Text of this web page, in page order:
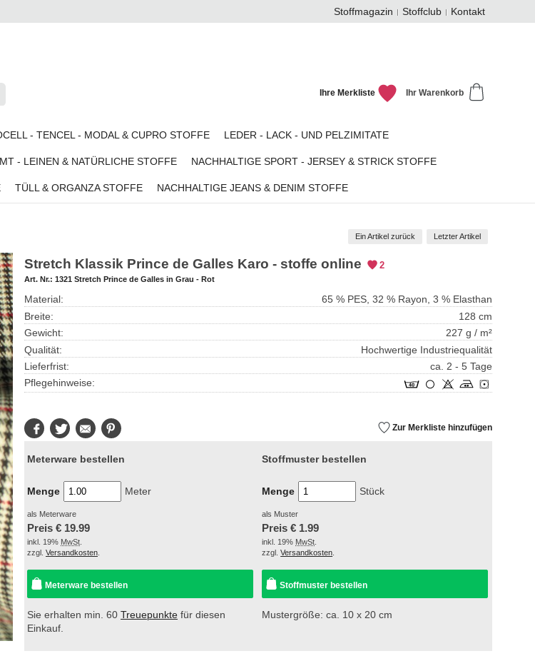
Stoffmagazin Stoffclub Kontakt
Ihr Warenkorb
Ihre Merkliste
- TENCEL - MODAL & CUPRO STOFFE LEDER - LACK - UND PELZIMITATE
- LEINEN & NATÜRLICHE STOFFE NACHHALTIGE SPORT - JERSEY & STRICK STOFFE
TÜLL & ORGANZA STOFFE NACHHALTIGE JEANS & DENIM STOFFE
Ein Artikel zurück Letzter Artikel
Stretch Klassik Prince de Galles Karo - stoffe online 2
Art. Nr.: 1321 Stretch Prince de Galles in Grau - Rot
Material:
65 % PES, 32 % Rayon, 3 % Elasthan
Breite:
128 cm
Gewicht:
227 g / m²
Qualität:
Hochwertige Industriequalität
Lieferfrist:
ca. 2 - 5 Tage
Pflegehinweise:
FacebookTwitter E-
Mail
Zur Merkliste hinzufügen
Meterware bestellen
Menge Meter
als Meterware
Preis € 19.99
inkl. 19% MwSt
zzgl. Versandkosten
Meterware bestellen
Sie erhalten min. 60 Treuepunkte für diesen
Einkauf.
Stoffmuster bestellen
Menge Stück
als Muster
Preis € 1.99
inkl. 19% MwSt
zzgl.Versandkosten
Stoffmuster bestellen
Mustergröße: ca. 10 x 20 cm